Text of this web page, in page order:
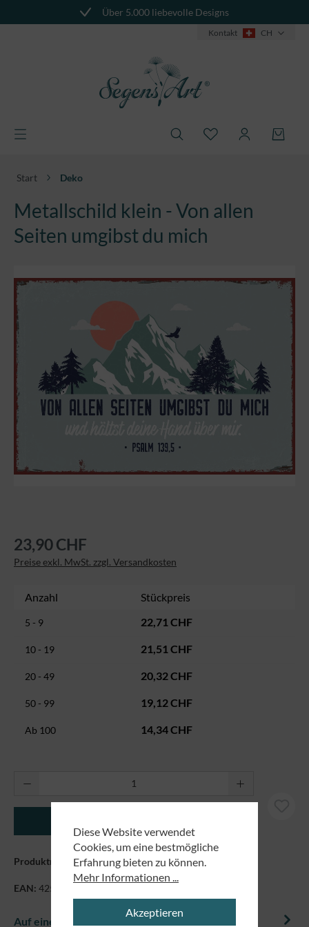
Über 5.000 liebevolle Designs
Kontakt CH
Start Deko
Metallschild klein - Von allen
Seiten umgibst du mich
23,90 CHF
Preise exkl. MwSt. zzgl. Versandkosten
Anzahl Stückpreis
5 - 9 22,71 CHF
10 - 19 21,51 CHF
20 - 49 20,32 CHF
50 - 99 19,12 CHF
Ab 100 14,34 CHF
Produkt Anzahl: Gib den gewünschten
Produktnummer:7183138
EAN: 4250479871229
Auf einem Blick
Diese Website verwendet
Cookies, um eine bestmögliche
Erfahrung bieten zu können.
Mehr Informationen ...
Akzeptieren